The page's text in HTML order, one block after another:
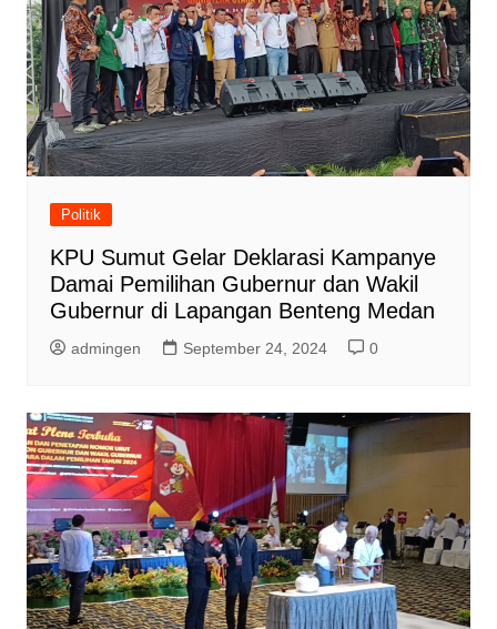
Politik
KPU Sumut Gelar Deklarasi Kampanye
Damai Pemilihan Gubernur dan Wakil
Gubernur di Lapangan Benteng Medan
admingen September 24, 2024 0